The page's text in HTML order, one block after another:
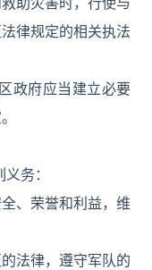
律规定的相关执法
政府应当建立必要
务：
、荣誉和利益，维
法律，遵守军队的